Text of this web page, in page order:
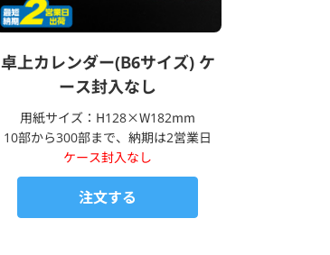
卓上カレンダー(B6サイズ) ケ
ース封入なし
用紙サイズ：H128×W182mm
10部から300部まで、納期は2営業日
ケース封入なし
注文する